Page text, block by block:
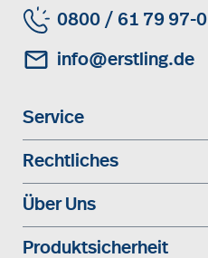
0800 / 61 79 97-0
info@erstling.de
Service
Rechtliches
Über Uns
Produktsicherheit